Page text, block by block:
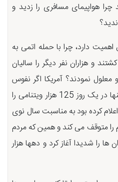
هواپیمای مسافری را زدید و
دارد، چرا با حمله اتمی به
و هزاران نفر دیگر را سالیان
نمودند؟ آمریکا اگر نفوس
انسانی برایش مهم است چرا تنها در یک روز 125 هزار ویتنامی را
کرده بود به مناسبت سال نوی
را متوقف می کند و همین که مردم
را شدیدا آغاز کرد و دهها هزار